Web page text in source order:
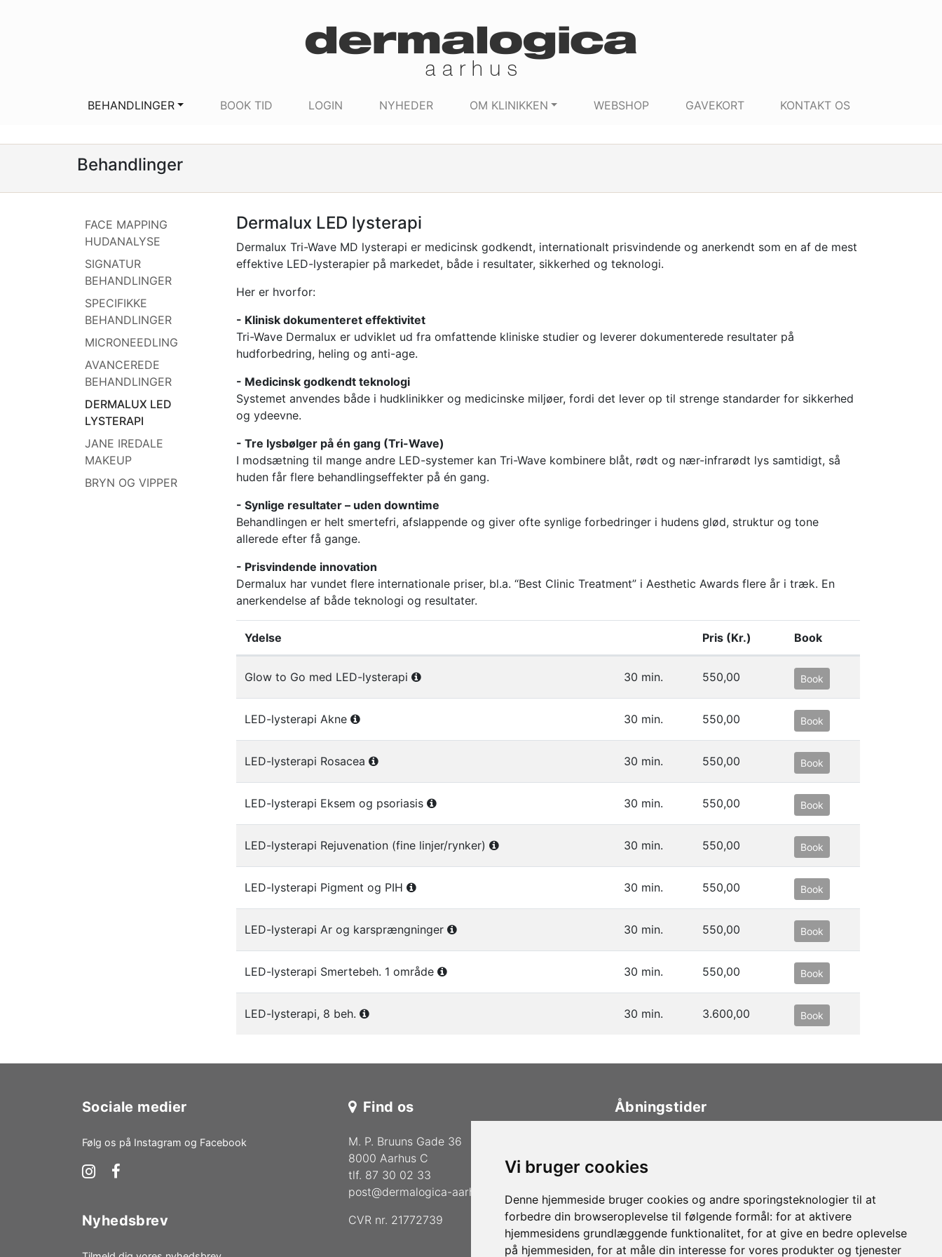
Vi bruger cookies
Denne hjemmeside bruger cookies og andre sporingsteknologier til at
forbedre din browseroplevelse til følgende formål: for at aktivere
hjemmesidens grundlæggende funktionalitet, for at give en bedre oplevelse
på hjemmesiden, for at måle din interesse for vores produkter og tjenester
BEHANDLINGER BOOK TID LOGIN NYHEDER OM KLINIKKEN WEBSHOP GAVEKORT KONTAKT OS
Behandlinger
FACE MAPPING
HUDANALYSE
SIGNATUR
BEHANDLINGER
SPECIFIKKE
BEHANDLINGER
MICRONEEDLING
AVANCEREDE
BEHANDLINGER
DERMALUX LED
LYSTERAPI
JANE IREDALE
MAKEUP
BRYN OG VIPPER
Dermalux LED lysterapi
Dermalux Tri-Wave MD lysterapi er medicinsk godkendt, internationalt prisvindende og anerkendt som en af de mest
effektive LED-lysterapier på markedet, både i resultater, sikkerhed og teknologi.
Her er hvorfor:
- Klinisk dokumenteret effektivitet
Tri-Wave Dermalux er udviklet ud fra omfattende kliniske studier og leverer dokumenterede resultater på
hudforbedring, heling og anti-age.
- Medicinsk godkendt teknologi
Systemet anvendes både i hudklinikker og medicinske miljøer, fordi det lever op til strenge standarder for sikkerhed
og ydeevne.
- Tre lysbølger på én gang (Tri-Wave)
I modsætning til mange andre LED-systemer kan Tri-Wave kombinere blåt, rødt og nær-infrarødt lys samtidigt, så
huden får flere behandlingseffekter på én gang.
- Synlige resultater – uden downtime
Behandlingen er helt smertefri, afslappende og giver ofte synlige forbedringer i hudens glød, struktur og tone
allerede efter få gange.
- Prisvindende innovation
Dermalux har vundet flere internationale priser, bl.a. “Best Clinic Treatment” i Aesthetic Awards flere år i træk. En
anerkendelse af både teknologi og resultater.
Ydelse Pris (Kr.) Book
Glow to Go med LED-lysterapi 30 min. 550,00 Book
LED-lysterapi Akne 30 min. 550,00 Book
LED-lysterapi Rosacea 30 min. 550,00 Book
LED-lysterapi Eksem og psoriasis 30 min. 550,00 Book
LED-lysterapi Rejuvenation (fine linjer/rynker) 30 min. 550,00 Book
LED-lysterapi Pigment og PIH 30 min. 550,00 Book
LED-lysterapi Ar og karsprængninger 30 min. 550,00 Book
LED-lysterapi Smertebeh. 1 område 30 min. 550,00 Book
LED-lysterapi, 8 beh. 30 min. 3.600,00 Book
Sociale medier
Følg os på Instagram og Facebook
Nyhedsbrev
Find os
M. P. Bruuns Gade 36
8000 Aarhus C
tlf. 87 30 02 33
post@dermalogica-aarhus.dk
CVR nr. 21772739
Åbningstider
Mandag - fredag
Butik
Mandag - fredag 10.00 - 17.00